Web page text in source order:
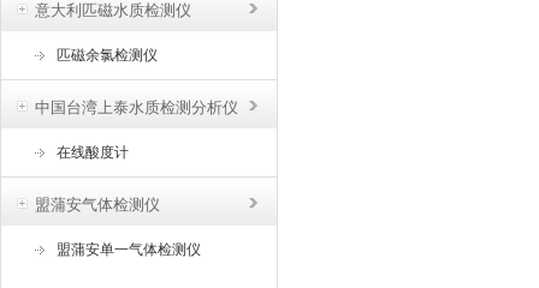
意大利匹磁水质检测仪
匹磁余氯检测仪
中国台湾上泰水质检测分析仪
在线酸度计
盟蒲安气体检测仪
盟蒲安单一气体检测仪